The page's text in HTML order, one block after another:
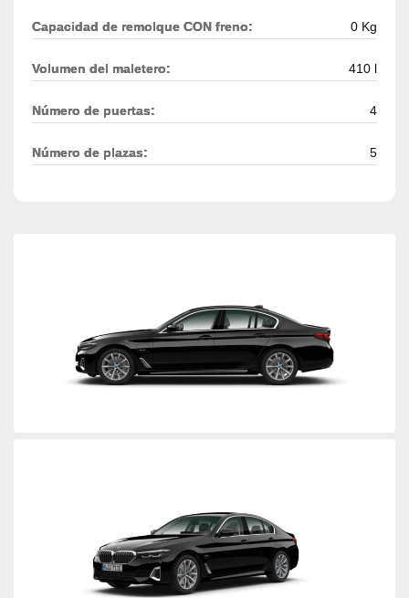
Capacidad de remolque CON freno: 0 Kg
Volumen del maletero: 410 l
Número de puertas: 4
Número de plazas: 5